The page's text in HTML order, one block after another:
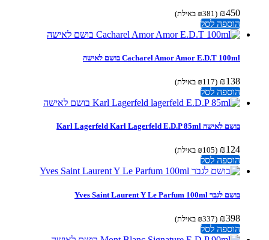
₪
(
₪ 381 באילת)
הוספה לסל
Cacharel Amor Amor E.D.T 100ml בושם לאישה
₪
(
₪ 117 באילת)
הוספה לסל
בושם לאישה Karl Lagerfeld Karl Lagerfeld E.D.P 85ml
₪
(
₪ 105 באילת)
הוספה לסל
בושם לגבר Yves Saint Laurent Y Le Parfum 100ml
₪
(
₪ 337 באילת)
הוספה לסל